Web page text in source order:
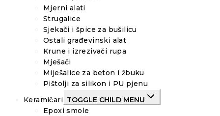
Mjerni alati
Strugalice
Sjekači i špice za bušilicu
Ostali građevinski alat
Krune i izrezivači rupa
Mješači
Miješalice za beton i žbuku
Pištolji za silikon i PU pjenu
Keramičari TOGGLE CHILD MENU
Epoxi smole